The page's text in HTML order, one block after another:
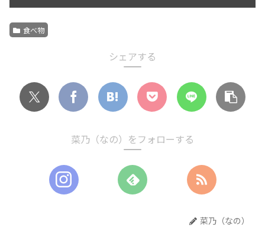
食べ物
シェアする
菜乃（なの）をフォローする
菜乃（なの）